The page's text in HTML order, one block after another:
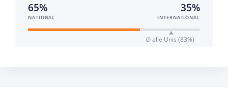
65%
NATIONAL
35%
INTERNATIONAL
∅ alle Unis (83%)